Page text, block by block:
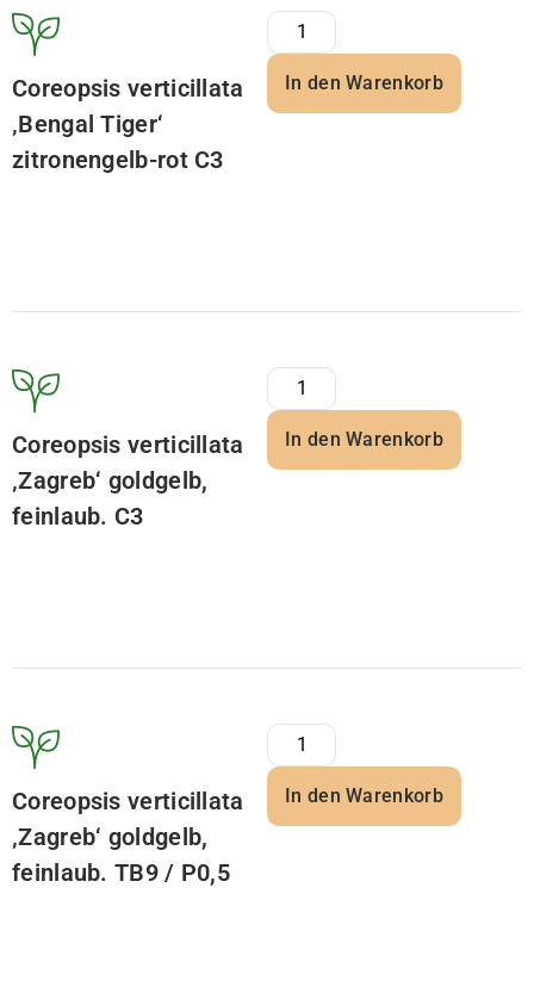
Coreopsis verticillata
‚Bengal Tiger‘
zitronengelb-rot C3
In den Warenkorb
Coreopsis verticillata
‚Zagreb‘ goldgelb,
feinlaub. C3
In den Warenkorb
Coreopsis verticillata
‚Zagreb‘ goldgelb,
feinlaub. TB9 / P0,5
In den Warenkorb